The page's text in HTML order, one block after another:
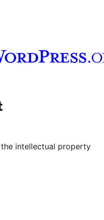
channel
our Tumblr account
intellectual property